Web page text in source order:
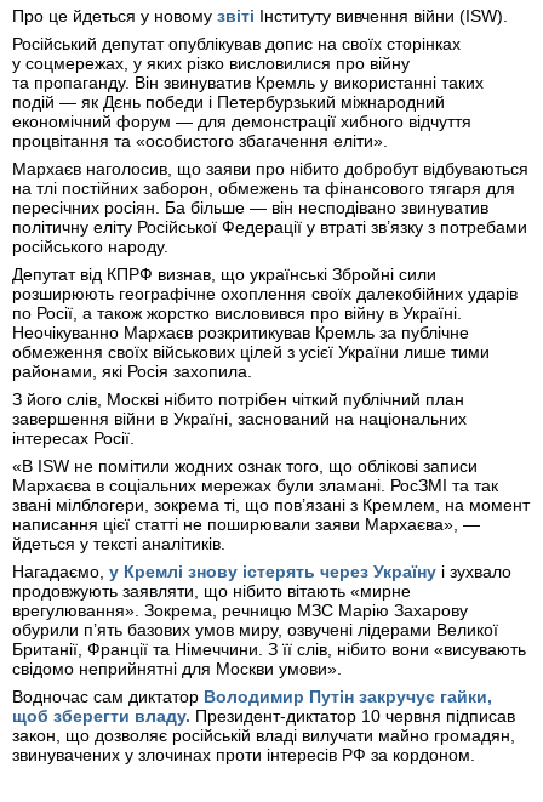
Про це йдеться у новому звіті Інституту вивчення війни (ISW).
Російський депутат опублікував допис на своїх сторінках
у соцмережах, у яких різко висловилися про війну
та пропаганду. Він звинуватив Кремль у використанні таких
подій — як Дєнь победи і Петербурзький міжнародний
економічний форум — для демонстрації хибного відчуття
процвітання та «особистого збагачення еліти».
Мархаєв наголосив, що заяви про нібито добробут відбуваються
на тлі постійних заборон, обмежень та фінансового тягаря для
пересічних росіян. Ба більше — він несподівано звинуватив
політичну еліту Російської Федерації у втраті зв’язку з потребами
російського народу.
Депутат від КПРФ визнав, що українські Збройні сили
розширюють географічне охоплення своїх далекобійних ударів
по Росії, а також жорстко висловився про війну в Україні.
Неочікуванно Мархаєв розкритикував Кремль за публічне
обмеження своїх військових цілей з усієї України лише тими
районами, які Росія захопила.
З його слів, Москві нібито потрібен чіткий публічний план
завершення війни в Україні, заснований на національних
інтересах Росії.
«В ISW не помітили жодних ознак того, що облікові записи
Мархаєва в соціальних мережах були зламані. РосЗМІ та так
звані мілблогери, зокрема ті, що пов’язані з Кремлем, на момент
написання цієї статті не поширювали заяви Мархаєва», —
йдеться у тексті аналітиків.
Нагадаємо, у Кремлі знову істерять через Україну і зухвало
продовжують заявляти, що нібито вітають «мирне
врегулювання». Зокрема, речницю МЗС Марію Захарову
обурили п’ять базових умов миру, озвучені лідерами Великої
Британії, Франції та Німеччини. З її слів, нібито вони «висувають
свідомо неприйнятні для Москви умови».
Водночас сам диктатор Володимир Путін закручує гайки,
щоб зберегти владу. Президент-диктатор 10 червня підписав
закон, що дозволяє російській владі вилучати майно громадян,
звинувачених у злочинах проти інтересів РФ за кордоном.